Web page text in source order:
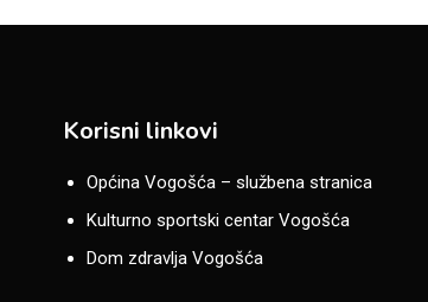
Korisni linkovi
Općina Vogošća – službena stranica
Kulturno sportski centar Vogošća
Dom zdravlja Vogošća